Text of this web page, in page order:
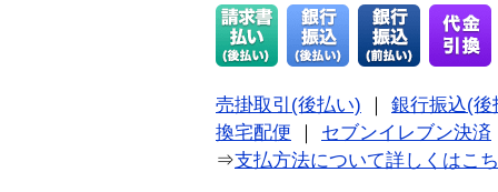
売掛取引(後払い)
銀行振込(後
換宅配便
セブンイレブン決済
⇒支払方法について詳しくはこ